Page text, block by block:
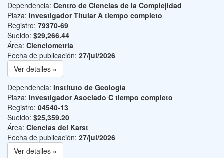
Dependencia: Centro de Ciencias de la Complejidad
Plaza: Investigador Titular A tiempo completo
Registro: 79370-69
Sueldo: $29,266.44
Área: Cienciometría
Fecha de publicación: 27/jul/2026
Ver detalles »
Dependencia: Instituto de Geología
Plaza: Investigador Asociado C tiempo completo
Registro: 04540-13
Sueldo: $25,359.20
Área: Ciencias del Karst
Fecha de publicación: 27/jul/2026
Ver detalles »